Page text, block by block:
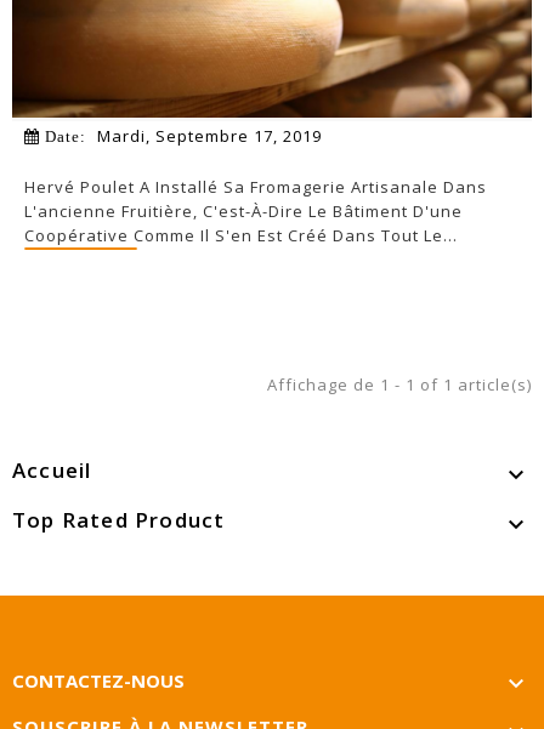
Date: Mardi, Septembre 17, 2019
Hervé Poulet A Installé Sa Fromagerie Artisanale Dans
L'ancienne Fruitière, C'est-À-Dire Le Bâtiment D'une
Coopérative Comme Il S'en Est Créé Dans Tout Le...
Affichage de 1 - 1 of 1 article(s)
Accueil 
Top Rated Product 
CONTACTEZ-NOUS 